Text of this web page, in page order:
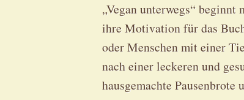
„Vegan unterwegs“
ihre Motivation für das
oder Menschen mit einer
nach einer leckeren und
hausgemachte